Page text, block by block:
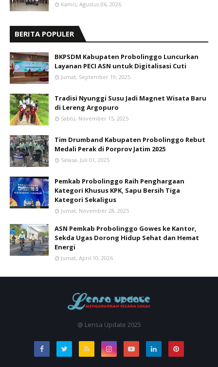
Kamis, Agustus 06, 2026
BERITA POPULER
BKPSDM Kabupaten Probolinggo Luncurkan
Layanan PECI ASN untuk Digitalisasi Cuti
Jumat, September 19, 2025
Tradisi Nyunggi Susu Jadi Magnet Wisata Baru
di Lereng Argopuro
Sabtu, November 15, 2025
Tim Drumband Kabupaten Probolinggo Rebut
Medali Perak di Porprov Jatim 2025
Selasa, Juli 01, 2025
Pemkab Probolinggo Raih Penghargaan
Kategori Khusus KPK, Sapu Bersih Tiga
Kategori Sekaligus
Jumat, November 28, 2025
ASN Pemkab Probolinggo Gowes ke Kantor,
Sekda Ugas Dorong Hidup Sehat dan Hemat
Energi
Jumat, April 10, 2026
@ Lensa Update 2025